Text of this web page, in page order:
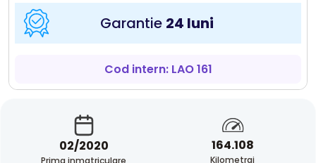
Garantie 24 luni
Cod intern: LAO 161
02/2020
Prima inmatriculare
164.108
Kilometraj